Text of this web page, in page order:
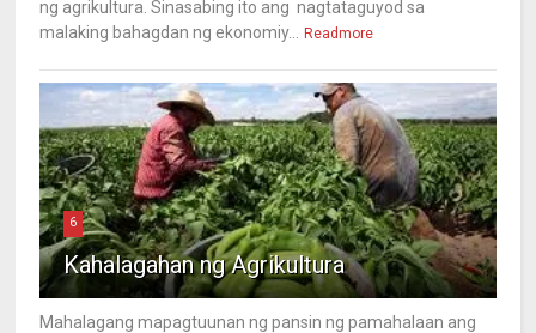
ng agrikultura. Sinasabing ito ang nagtataguyod sa
malaking bahagdan ng ekonomiy...
Readmore
6
Kahalagahan ng Agrikultura
Mahalagang mapagtuunan ng pansin ng pamahalaan ang